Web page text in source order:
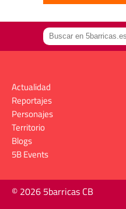
Actualidad
Reportajes
Personajes
Territorio
Blogs
5B Events
© 2026 5barricas CB